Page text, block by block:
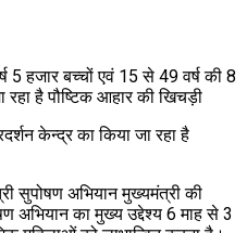
5 हजार बच्चों एवं 15 से 49 वर्ष की 8
रहा है पौष्टिक आहार की खिचड़ी
केन्द्र का किया जा रहा है
सुपोषण अभियान मुख्यमंत्री की
अभियान का मुख्य उद्देश्य 6 माह से 3